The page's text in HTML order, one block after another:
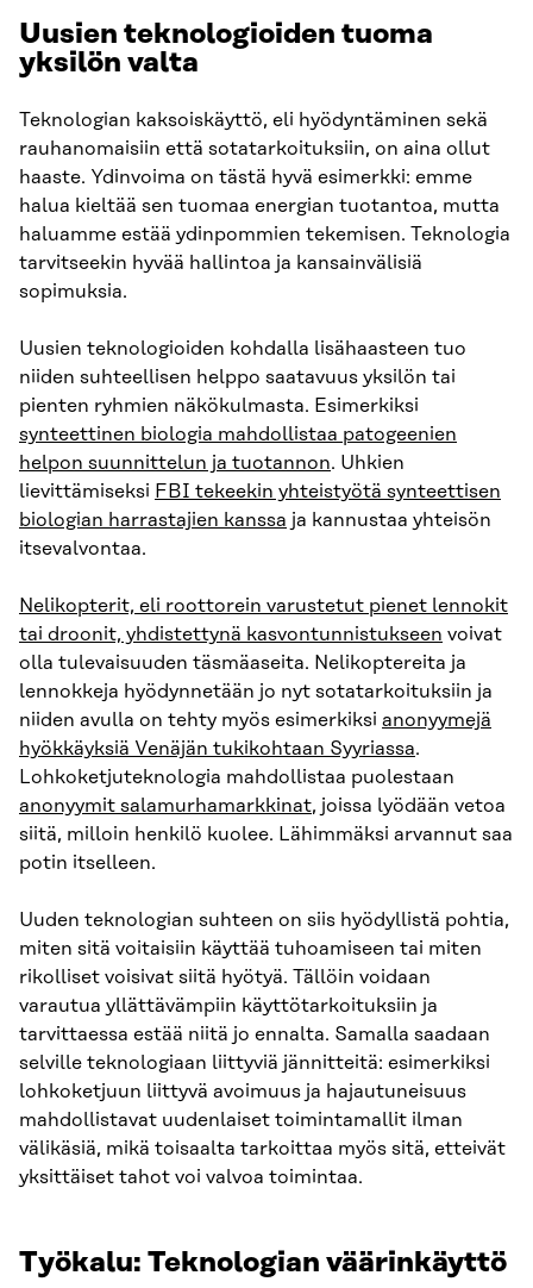
Uusien teknologioiden tuoma
yksilön valta
Teknologian kaksoiskäyttö, eli hyödyntäminen sekä
rauhanomaisiin että sotatarkoituksiin, on aina ollut
haaste. Ydinvoima on tästä hyvä esimerkki: emme
halua kieltää sen tuomaa energian tuotantoa, mutta
haluamme estää ydinpommien tekemisen. Teknologia
tarvitseekin hyvää hallintoa ja kansainvälisiä
sopimuksia.
Uusien teknologioiden kohdalla lisähaasteen tuo
niiden suhteellisen helppo saatavuus yksilön tai
pienten ryhmien näkökulmasta. Esimerkiksi
synteettinen biologia mahdollistaa patogeenien
helpon suunnittelun ja tuotannon. Uhkien
lievittämiseksi FBI tekeekin yhteistyötä synteettisen
biologian harrastajien kanssa ja kannustaa yhteisön
itsevalvontaa.
Nelikopterit, eli roottorein varustetut pienet lennokit
tai droonit, yhdistettynä kasvontunnistukseen voivat
olla tulevaisuuden täsmäaseita. Nelikoptereita ja
lennokkeja hyödynnetään jo nyt sotatarkoituksiin ja
niiden avulla on tehty myös esimerkiksi anonyymejä
hyökkäyksiä Venäjän tukikohtaan Syyriassa.
Lohkoketjuteknologia mahdollistaa puolestaan
anonyymit salamurhamarkkinat, joissa lyödään vetoa
siitä, milloin henkilö kuolee. Lähimmäksi arvannut saa
potin itselleen.
Uuden teknologian suhteen on siis hyödyllistä pohtia,
miten sitä voitaisiin käyttää tuhoamiseen tai miten
rikolliset voisivat siitä hyötyä. Tällöin voidaan
varautua yllättävämpiin käyttötarkoituksiin ja
tarvittaessa estää niitä jo ennalta. Samalla saadaan
selville teknologiaan liittyviä jännitteitä: esimerkiksi
lohkoketjuun liittyvä avoimuus ja hajautuneisuus
mahdollistavat uudenlaiset toimintamallit ilman
välikäsiä, mikä toisaalta tarkoittaa myös sitä, etteivät
yksittäiset tahot voi valvoa toimintaa.
Työkalu: Teknologian väärinkäyttö